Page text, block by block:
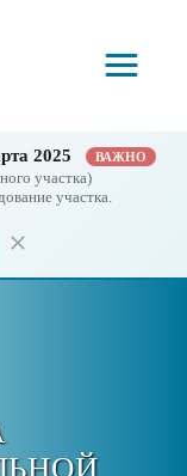
2025 ВАЖНО
участка)
участка.